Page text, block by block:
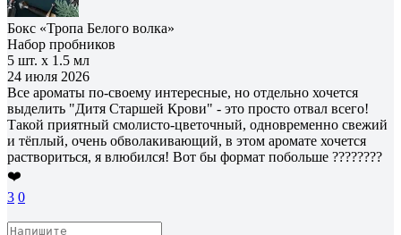
Бокс «Тропа Белого волка»
Набор пробников
5 шт. х 1.5 мл
24 июля 2026
Все ароматы по-своему интересные, но отдельно хочется
выделить "Дитя Старшей Крови" - это просто отвал всего!
Такой приятный смолисто-цветочный, одновременно свежий
и тёплый, очень обволакивающий, в этом аромате хочется
раствориться, я влюбился! Вот бы формат побольше ????????
❤️
3 0